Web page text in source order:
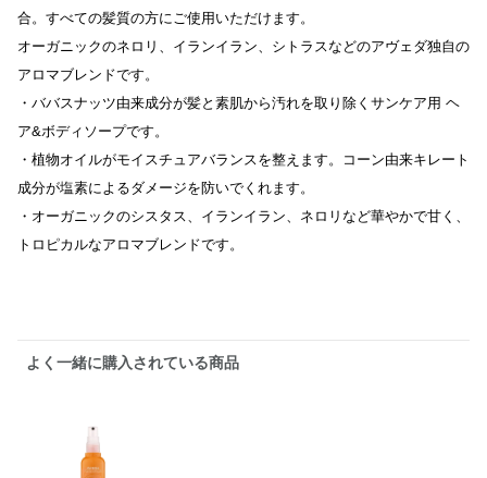
合。すべての髪質の方にご使用いただけます。
オーガニックのネロリ、イランイラン、シトラスなどのアヴェダ独自の
アロマブレンドです。
・ババスナッツ由来成分が髪と素肌から汚れを取り除くサンケア用 ヘ
ア&ボディソープです。
・植物オイルがモイスチュアバランスを整えます。コーン由来キレート
成分が塩素によるダメージを防いでくれます。
・オーガニックのシスタス、イランイラン、ネロリなど華やかで甘く、
トロピカルなアロマブレンドです。
よく一緒に購入されている商品